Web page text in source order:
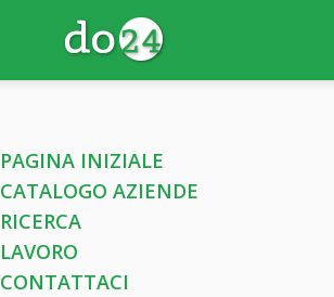
PAGINA INIZIALE
CATALOGO AZIENDE
RICERCA
LAVORO
CONTATTACI